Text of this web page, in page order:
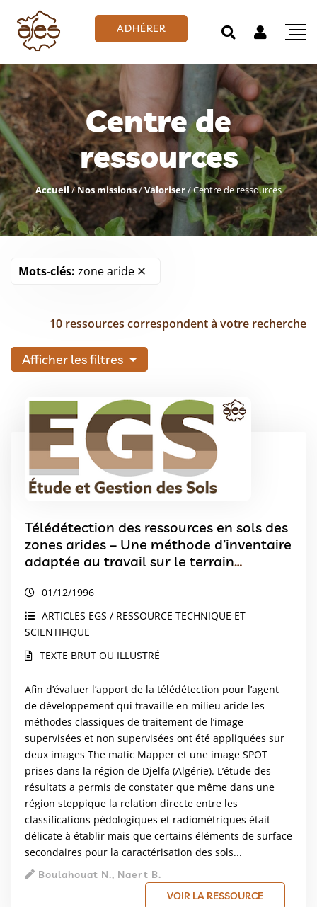
ADHÉRER
Centre de
ressources
Accueil/Nos missions/Valoriser/Centre de ressources
Mots-clés: zone aride
10 ressources correspondent à votre recherche
Afficher les filtres
Télédétection des ressources en sols des
zones arides – Une méthode d’inventaire
adaptée au travail sur le terrain
(Algérie)
01/12/1996
ARTICLES EGS / RESSOURCE TECHNIQUE ET
SCIENTIFIQUE
TEXTE BRUT OU ILLUSTRÉ
Afin d’évaluer l’apport de la télédétection pour l’agent
de développement qui travaille en milieu aride les
méthodes classiques de traitement de l’image
supervisées et non supervisées ont été appliquées sur
deux images The matic Mapper et une image SPOT
prises dans la région de Djelfa (Algérie). L’étude des
résultats a permis de constater que même dans une
région steppique la relation directe entre les
classifications pédologiques et radiométriques était
délicate à établir mais que certains éléments de surface
secondaires pour la caractérisation des sols...
Boulahouat N., Naert B.
VOIR LA RESSOURCE